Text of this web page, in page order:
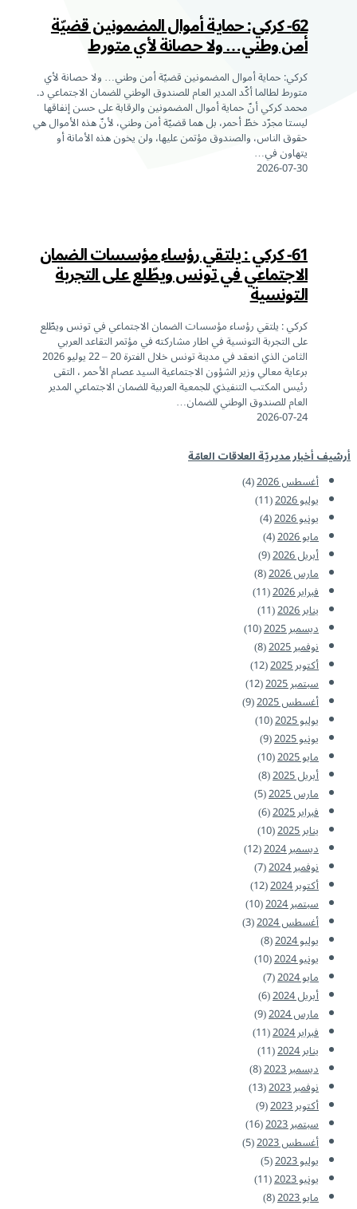
62- كركي: حماية أموال المضمونين قضيّة
أمن وطني… ولا حصانة لأي متورط
كركي: حماية أموال المضمونين قضيّة أمن وطني… ولا حصانة لأي
متورط لطالما أكّد المدير العام للصندوق الوطني للضمان الاجتماعي د.
محمد كركي أنّ حماية أموال المضمونين والرقابة على حسن إنفاقها
ليستا مجرّد خطّ أحمر، بل هما قضيّة أمن وطني، لأنّ هذه الأموال هي
حقوق الناس، والصندوق مؤتمن عليها، ولن يخون هذه الأمانة أو
يتهاون في…
2026-07-30
61- كركي : يلتقي رؤساء مؤسسات الضمان
الاجتماعي في تونس ويطّلع على التجربة
التونسية
كركي : يلتقي رؤساء مؤسسات الضمان الاجتماعي في تونس ويطّلع
على التجربة التونسية في اطار مشاركته في مؤتمر التقاعد العربي
الثامن الذي انعقد في مدينة تونس خلال الفترة 20 – 22 يوليو 2026
برعاية معالي وزير الشؤون الاجتماعية السيد عصام الأحمر ، التقى
رئيس المكتب التنفيذي للجمعية العربية للضمان الاجتماعي المدير
العام للصندوق الوطني للضمان…
2026-07-24
أرشيف أخبار مديريّة العلاقات العامّة
أغسطس 2026
(4)
يوليو 2026
(11)
يونيو 2026
(4)
مايو 2026
(4)
أبريل 2026
(9)
مارس 2026
(8)
فبراير 2026
(11)
يناير 2026
(11)
ديسمبر 2025
(10)
نوفمبر 2025
(8)
أكتوبر 2025
(12)
سبتمبر 2025
(12)
أغسطس 2025
(9)
يوليو 2025
(10)
يونيو 2025
(9)
مايو 2025
(10)
أبريل 2025
(8)
مارس 2025
(5)
فبراير 2025
(6)
يناير 2025
(10)
ديسمبر 2024
(12)
نوفمبر 2024
(7)
أكتوبر 2024
(12)
سبتمبر 2024
(10)
أغسطس 2024
(3)
يوليو 2024
(8)
يونيو 2024
(10)
مايو 2024
(7)
أبريل 2024
(6)
مارس 2024
(9)
فبراير 2024
(11)
يناير 2024
(11)
ديسمبر 2023
(8)
نوفمبر 2023
(13)
أكتوبر 2023
(9)
سبتمبر 2023
(16)
أغسطس 2023
(5)
يوليو 2023
(5)
يونيو 2023
(11)
مايو 2023
(8)